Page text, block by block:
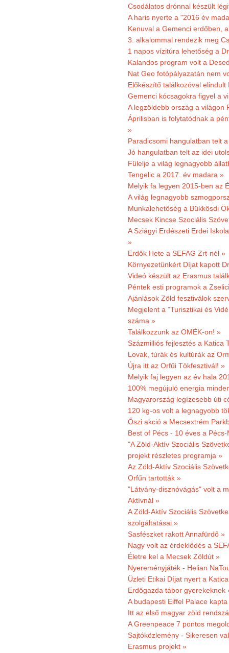
Csodálatos drónnal készült
A haris nyerte a "2016 év
Kenuval a Gemenci erdőben,
3. alkalommal rendezik meg
1 napos vízitúra lehetőség a
Kalandos program volt a
Nat Geo fotópályazatán nem
Előkészítő találkozóval
Gemenci kócsagokra figyel a
A legzöldebb ország a világon
Áprilisban is folytatódnak a
»
Paradicsomi hangulatban telt
Jó hangulatban telt az idei
Fülelje a világ legnagyobb
Tengelic a 2017. év madara »
Melyik fa legyen 2015-ben az
A világ legnagyobb
Munkalehetőség a Bükkösdi
Mecsek Kincse Szociális
A Sziágyi Erdészeti Erdei
»
Erdők Hete a SEFAG Zrt-nél »
Környezetünkért Díjat kapott
Videó készült az Erasmus
Péntek esti programok a
Ajánlások Zöld fesztiválok
Megjelent a "Turisztikai és
száma »
Találkozzunk az OMÉK-on! »
Százmilliós fejlesztés a Katica
Lovak, túrák és kultúrák az
Újra itt az Orfűi Tökfesztivál! »
Melyik faj legyen az év hala
100% megújuló energia
Magyarország legízesebb úti
120 kg-os volt a legnagyobb
Őszi akció a Mecsextrém
Best of Pécs - 10 éves a
"A Zöld-Aktív Szociális
projekt részletes programja »
Az Zöld-Aktív Szociális
Orfűn tartották »
"Látvány-disznóvágás" volt a
Aktívnál »
A Zöld-Aktív Szociális
szolgáltatásai »
Sasfészket rakott Annafürdő »
Nagy volt az érdeklődés a
Életre kel a Mecsek Zöldút »
Nyereményjáték - Helian
Üzleti Etikai Díjat nyert a
Erdőgazda tábor gyerekeknek
A budapesti Eiffel Palace
Itt az első magyar zöld
A Greenpeace 7 pontos
Sajtóközlemény - Sikeresen
Erasmus projekt »